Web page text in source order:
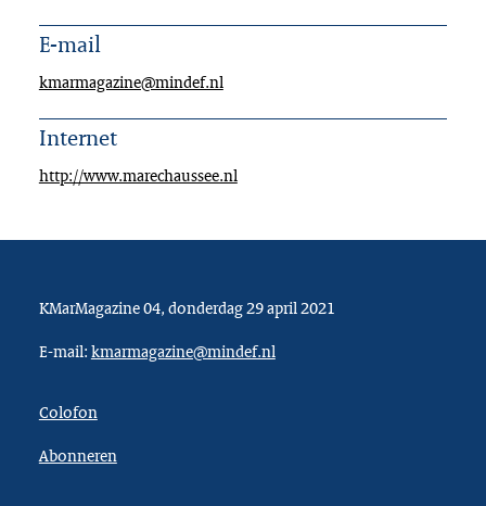
E-mail
kmarmagazine@mindef.nl
Internet
http://www.marechaussee.nl
KMarMagazine 04, donderdag 29 april 2021
E-mail: kmarmagazine@mindef.nl
Colofon
Abonneren